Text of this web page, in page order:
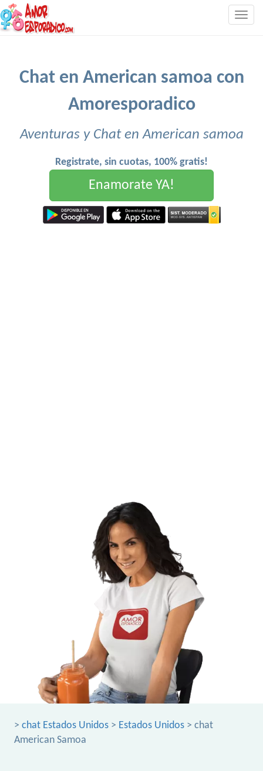
Chat en American samoa con
Amoresporadico
Aventuras y Chat en American samoa
Registrate, sin cuotas, 100% gratis!
Enamorate YA!
> chat Estados Unidos > Estados Unidos > chat
American Samoa